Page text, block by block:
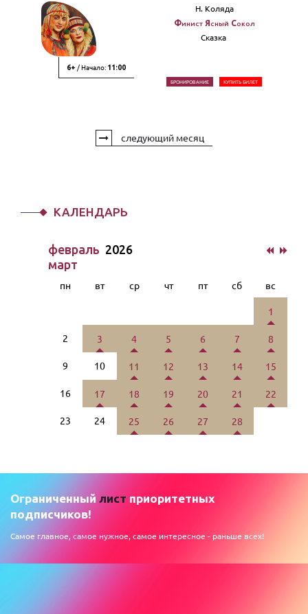
6+ / Начало: 11:00
Н. Коляда
Финист Ясный Сокол
Сказка
БРОНИРОВАНИЕ КУПИТЬ БИЛЕТ
следующий месяц
КАЛЕНДАРЬ
февраль 2026
март
пн вт ср чт пт сб вс
1
2 3 4 5 6 7 8
9 10 11 12 13 14 15
16 17 18 19 20 21 22
23 24 25 26 27 28
Ограниченный лист приоритетных
подписчиков!
Самое главное, самое нужное, самое интересное - раньше всех!